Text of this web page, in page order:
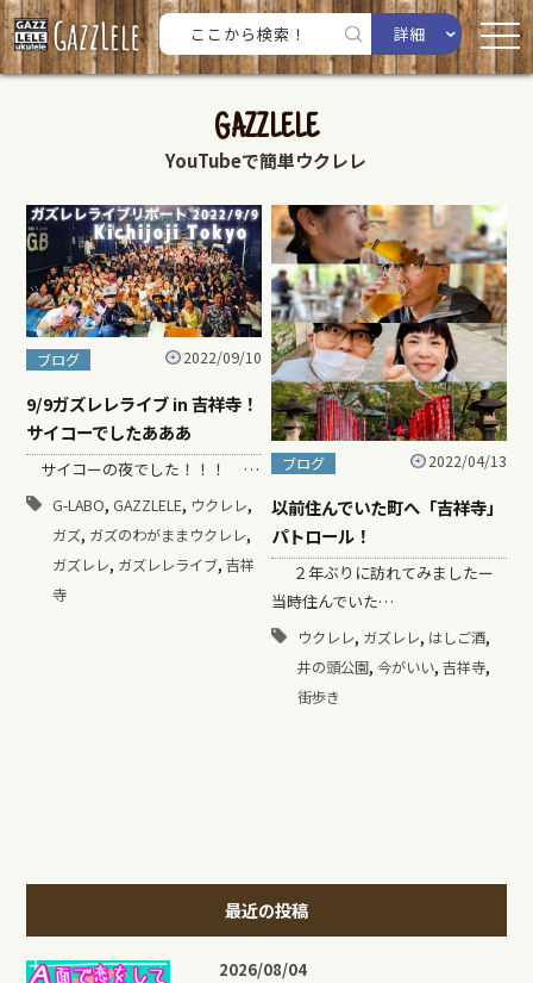
詳細
GAZZLELE
YouTubeで簡単ウクレレ
ブログ 2022/09/10
9/9ガズレレライブ in 吉祥寺！
サイコーでしたあああ
サイコーの夜でした！！！ …
G-LABO, GAZZLELE, ウクレレ,
ガズ, ガズのわがままウクレレ,
ガズレレ, ガズレレライブ, 吉祥
寺
ブログ 2022/04/13
以前住んでいた町へ「吉祥寺」
パトロール！
２年ぶりに訪れてみましたー
当時住んでいた…
ウクレレ, ガズレレ, はしご酒,
井の頭公園, 今がいい, 吉祥寺,
街歩き
最近の投稿
2026/08/04